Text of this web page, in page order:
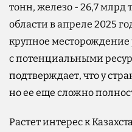
тонн, железо - 26,7 млрд
области в апреле 2025
крупное
с потенциальными
подтверждает, что у
но ее еще сложно
Растет интерес к